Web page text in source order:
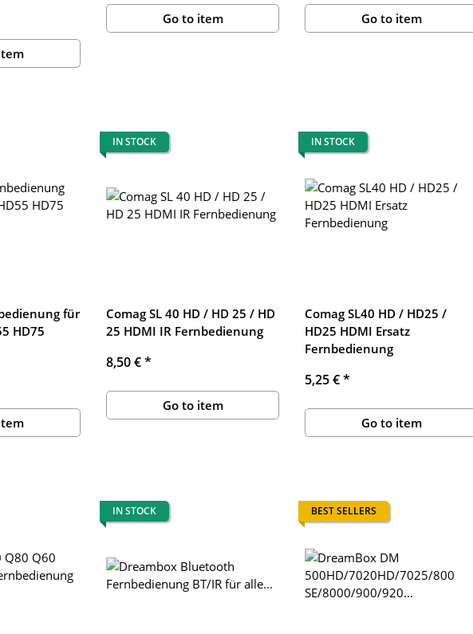
Go to item Go to item
für
HD75
IN STOCK
Comag SL 40 HD / HD 25 / HD
25 HDMI IR Fernbedienung
8,50 €*
Go to item
IN STOCK
Comag SL40 HD / HD25 /
HD25 HDMI Ersatz
Fernbedienung
5,25 €*
Go to item
IN STOCK BEST SELLERS